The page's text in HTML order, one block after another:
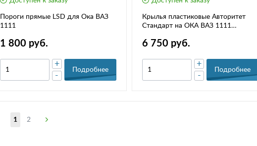
Пороги прямые LSD для Ока ВАЗ
1111
1 800 руб.
-
+
Подробнее
Крылья пластиковые Авторитет
Стандарт на ОКА ВАЗ 1111
6 750 руб.
-
+
Подробнее
1 2